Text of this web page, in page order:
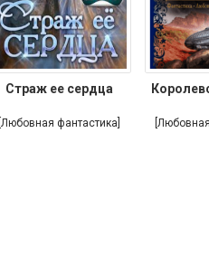
Страж ее сердца
[Любовная фантастика]